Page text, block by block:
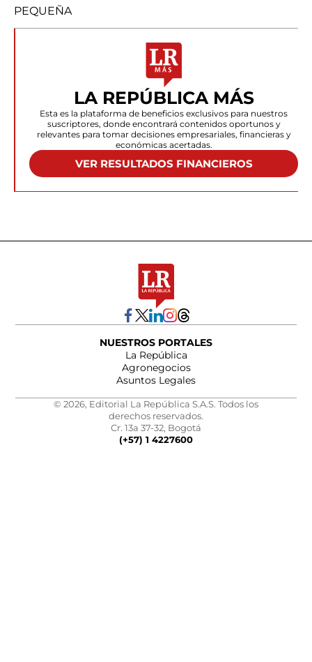
PEQUEÑA
LA REPÚBLICA MÁS
Esta es la plataforma de beneficios exclusivos para nuestros
suscriptores, donde encontrará contenidos oportunos y
relevantes para tomar decisiones empresariales, financieras y
económicas acertadas.
VER RESULTADOS FINANCIEROS
NUESTROS PORTALES
La República
Agronegocios
Asuntos Legales
© 2026, Editorial La República S.A.S. Todos los
derechos reservados.
Cr. 13a 37-32, Bogotá
(+57) 1 4227600